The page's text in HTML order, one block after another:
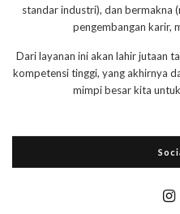
standar industri), dan bermakna
pengembangan karir,
Dari layanan ini akan lahir jutaan
kompetensi tinggi, yang akhirnya
mimpi besar kita